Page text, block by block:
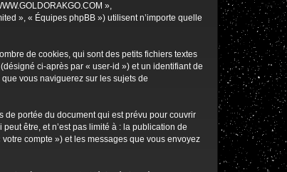
»,
», « Équipes phpBB ») utilisent n’importe quelle
de cookies, qui sont des petits fichiers textes
ci-après par « user-id ») et un identifiant de
vous naviguerez sur les sujets de
de portée du document qui est prévu pour couvrir
être, et n’est pas limité à : la publication de
compte ») et les messages que vous envoyez